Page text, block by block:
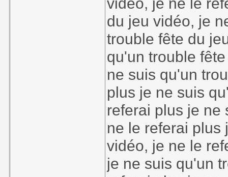
du jeu vidéo, je
trouble fête du
qu'un trouble
ne suis qu'un
plus je ne suis
referai plus je ne
ne le referai plus
vidéo, je ne le
je ne suis qu'un